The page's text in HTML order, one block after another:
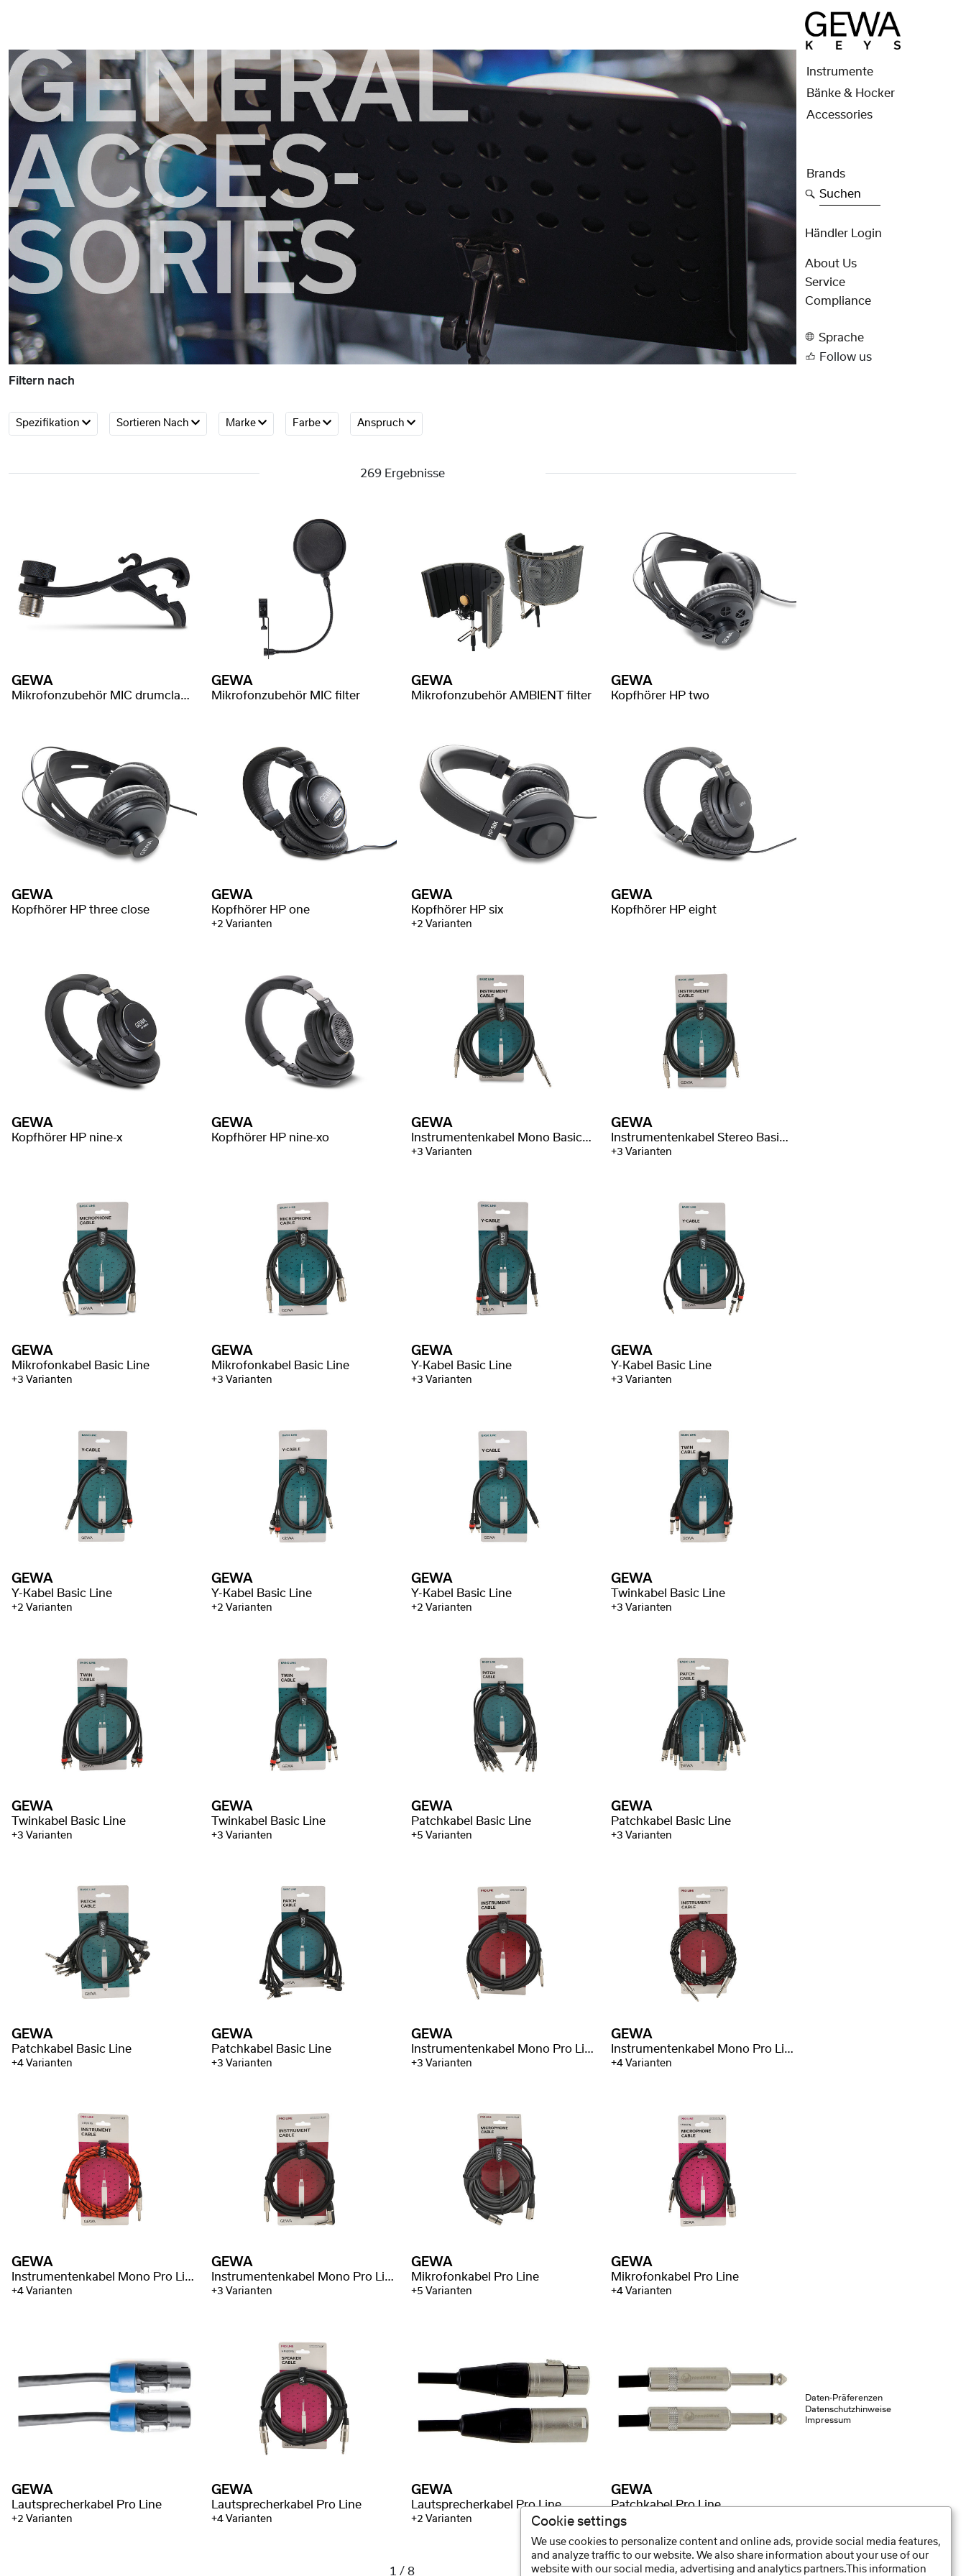
Filtern nach
Spezifikation Sortieren Nach Marke Farbe Anspruch
269 Ergebnisse
GEWA
Mikrofonzubehör MIC drumclamp
GEWA
Mikrofonzubehör MIC filter
GEWA
Mikrofonzubehör AMBIENT filter
GEWA
Kopfhörer HP two
GEWA
Kopfhörer HP three close
GEWA
Kopfhörer HP one
+2 Varianten
GEWA
Kopfhörer HP six
+2 Varianten
GEWA
Kopfhörer HP eight
GEWA
Kopfhörer HP nine-x
GEWA
Kopfhörer HP nine-xo
GEWA
Instrumentenkabel Mono Basic Line
+3 Varianten
GEWA
Instrumentenkabel Stereo Basic Line
+3 Varianten
GEWA
Mikrofonkabel Basic Line
+3 Varianten
GEWA
Mikrofonkabel Basic Line
+3 Varianten
GEWA
Y-Kabel Basic Line
+3 Varianten
GEWA
Y-Kabel Basic Line
+3 Varianten
GEWA
Y-Kabel Basic Line
+2 Varianten
GEWA
Y-Kabel Basic Line
+2 Varianten
GEWA
Y-Kabel Basic Line
+2 Varianten
GEWA
Twinkabel Basic Line
+3 Varianten
GEWA
Twinkabel Basic Line
+3 Varianten
GEWA
Twinkabel Basic Line
+3 Varianten
GEWA
Patchkabel Basic Line
+5 Varianten
GEWA
Patchkabel Basic Line
+3 Varianten
GEWA
Patchkabel Basic Line
+4 Varianten
GEWA
Patchkabel Basic Line
+3 Varianten
GEWA
Instrumentenkabel Mono Pro Line
+3 Varianten
GEWA
Instrumentenkabel Mono Pro Line
+4 Varianten
GEWA
Instrumentenkabel Mono Pro Line
+4 Varianten
GEWA
Instrumentenkabel Mono Pro Line
+3 Varianten
GEWA
Mikrofonkabel Pro Line
+5 Varianten
GEWA
Mikrofonkabel Pro Line
+4 Varianten
GEWA
Lautsprecherkabel Pro Line
+2 Varianten
GEWA
Lautsprecherkabel Pro Line
+4 Varianten
GEWA
Lautsprecherkabel Pro Line
+2 Varianten
GEWA
Patchkabel Pro Line
1 / 8
Instrumente
Bänke & Hocker
Accessories
Brands
Suchen
Händler Login
About Us
Service
Compliance
Sprache
Follow us
Daten-Präferenzen
Datenschutzhinweise
Impressum
Cookie settings
We use cookies to personalize content and online ads, provide social media features,
and analyze traffic to our website. We also share information about your use of our
website with our social media, advertising and analytics partners.This information